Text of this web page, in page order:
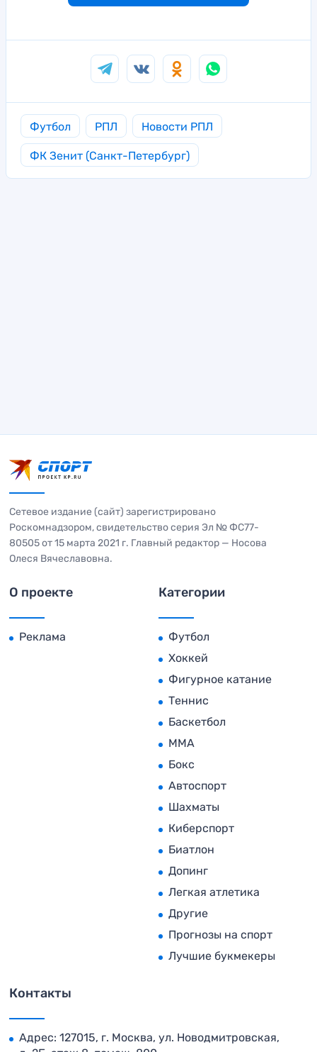
Футбол РПЛ Новости РПЛ
ФК Зенит (Санкт-Петербург)
Сетевое издание (сайт) зарегистрировано
Роскомнадзором, свидетельство серия Эл № ФС77-
80505 от 15 марта 2021 г. Главный редактор — Носова
Олеся Вячеславовна.
О проекте
Реклама
Категории
Футбол
Хоккей
Фигурное катание
Теннис
Баскетбол
MMA
Бокс
Автоспорт
Шахматы
Киберспорт
Биатлон
Допинг
Легкая атлетика
Другие
Прогнозы на спорт
Лучшие букмекеры
Контакты
Адрес: 127015, г. Москва, ул. Новодмитровская,